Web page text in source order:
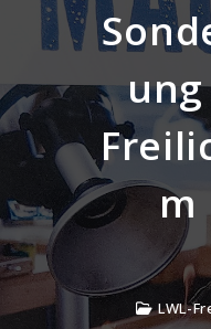
ung
m
LWL-